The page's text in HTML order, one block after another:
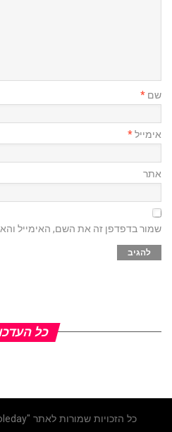
שם *
אימייל*
אתר
שמור בדפדפן זה את השם, האימייל
כל
כל הזכויות שמורות לאתר "thenewspepoleday" שנת 2025